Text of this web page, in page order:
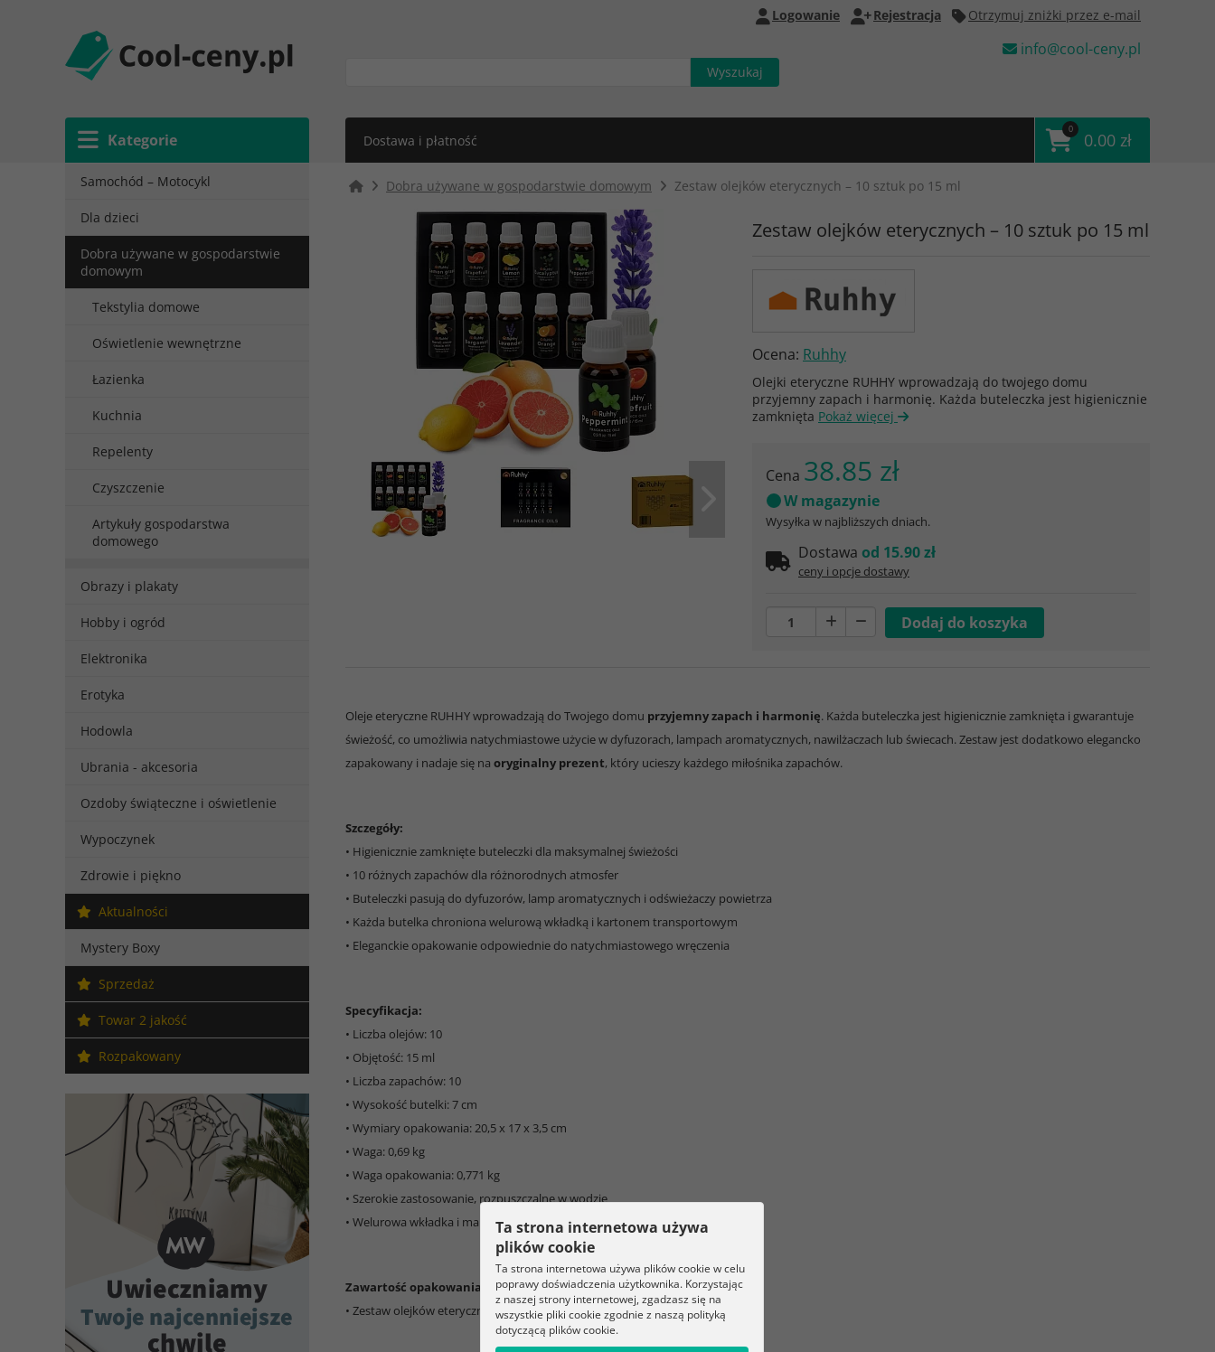
Kategorie
Logowanie Rejestracja Otrzymuj zniżki przez e-mail
info@cool-ceny.pl
Dostawa i płatność
0
0.00 zł
Samochód – Motocykl
Dla dzieci
Dobra używane w gospodarstwie
domowym
Tekstylia domowe
Oświetlenie wewnętrzne
Łazienka
Kuchnia
Repelenty
Czyszczenie
Artykuły gospodarstwa
domowego
Obrazy i plakaty
Hobby i ogród
Elektronika
Erotyka
Hodowla
Ubrania - akcesoria
Ozdoby świąteczne i oświetlenie
Wypoczynek
Zdrowie i piękno
Aktualności
Mystery Boxy
Sprzedaż
Towar 2 jakość
Rozpakowany
Dobra używane w gospodarstwie domowym Zestaw olejków eterycznych – 10 sztuk po 15 ml
Zestaw olejków eterycznych – 10 sztuk po 15 ml
Ocena: Ruhhy
Olejki eteryczne RUHHY wprowadzają do twojego domu
przyjemny zapach i harmonię. Każda buteleczka jest higienicznie
zamknięta Pokaż więcej
Cena 38.85 zł
W magazynie
Wysyłka w najbliższych dniach.
Dostawa od 15.90 zł
ceny i opcje dostawy
Oleje eteryczne RUHHY wprowadzają do Twojego domu przyjemny zapach i harmonię. Każda buteleczka jest higienicznie zamknięta i gwarantuje
świeżość, co umożliwia natychmiastowe użycie w dyfuzorach, lampach aromatycznych, nawilżaczach lub świecach. Zestaw jest dodatkowo elegancko
zapakowany i nadaje się na oryginalny prezent, który ucieszy każdego miłośnika zapachów.
Szczegóły:
• Higienicznie zamknięte buteleczki dla maksymalnej świeżości
• 10 różnych zapachów dla różnorodnych atmosfer
• Buteleczki pasują do dyfuzorów, lamp aromatycznych i odświeżaczy powietrza
• Każda butelka chroniona welurową wkładką i kartonem transportowym
• Eleganckie opakowanie odpowiednie do natychmiastowego wręczenia
Specyfikacja:
• Liczba olejów: 10
• Objętość: 15 ml
• Liczba zapachów: 10
• Wysokość butelki: 7 cm
• Wymiary opakowania: 20,5 x 17 x 3,5 cm
• Waga: 0,69 kg
• Waga opakowania: 0,771 kg
• Szerokie zastosowanie, rozpuszczalne w wodzie
• Welurowa wkładka i markowe opakowanie
Zawartość opakowania:
• Zestaw olejków eterycznych – 10 sztuk po 15 ml
Ta strona internetowa używa
plików cookie
Ta strona internetowa używa plików cookie w celu
poprawy doświadczenia użytkownika. Korzystając
z naszej strony internetowej, zgadzasz się na
wszystkie pliki cookie zgodnie z naszą polityką
dotyczącą plików cookie.